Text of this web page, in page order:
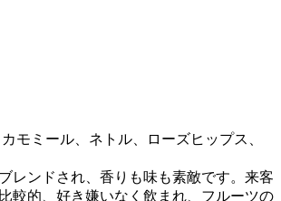
モミール、ネトル、ローズヒップス、
レンドされ、香りも味も素敵です。来客
較的、好き嫌いなく飲まれ、フルーツの